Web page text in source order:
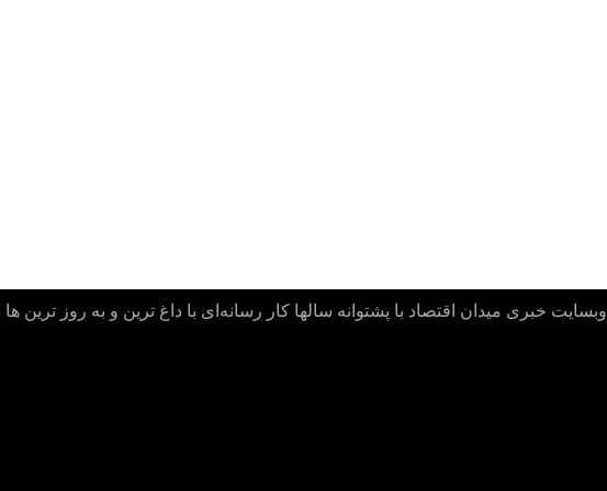
وبسایت خبری میدان اقتصاد با پشتوانه سالها کار رسانه‌ای با داغ ترین و به روز ترین